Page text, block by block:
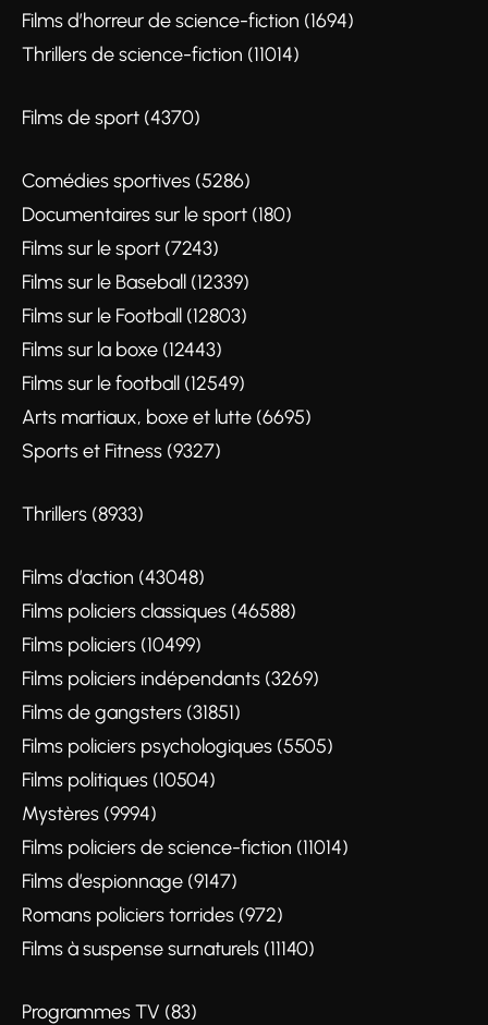
Films d’horreur de science-fiction (1694)
Thrillers de science-fiction (11014)
Films de sport (4370)
Comédies sportives (5286)
Documentaires sur le sport (180)
Films sur le sport (7243)
Films sur le Baseball (12339)
Films sur le Football (12803)
Films sur la boxe (12443)
Films sur le football (12549)
Arts martiaux, boxe et lutte (6695)
Sports et Fitness (9327)
Thrillers (8933)
Films d’action (43048)
Films policiers classiques (46588)
Films policiers (10499)
Films policiers indépendants (3269)
Films de gangsters (31851)
Films policiers psychologiques (5505)
Films politiques (10504)
Mystères (9994)
Films policiers de science-fiction (11014)
Films d’espionnage (9147)
Romans policiers torrides (972)
Films à suspense surnaturels (11140)
Programmes TV (83)